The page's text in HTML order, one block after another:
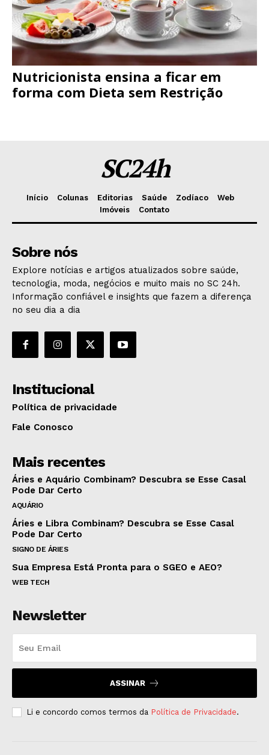
Nutricionista ensina a ficar em
forma com Dieta sem Restrição
SC24h
Início Colunas Editorias Saúde Zodíaco
Web
Imóveis
Contato
Sobre nós
Explore notícias e artigos atualizados sobre saúde,
tecnologia, moda, negócios e muito mais no SC 24h.
Informação confiável e insights que fazem a diferença
no seu dia a dia
Institucional
Política de privacidade
Fale Conosco
Mais recentes
Áries e Aquário Combinam? Descubra se Esse Casal
Pode Dar Certo
AQUÁRIO
Áries e Libra Combinam? Descubra se Esse Casal
Pode Dar Certo
SIGNO DE ÁRIES
Sua Empresa Está Pronta para o SGEO e AEO?
WEB TECH
Newsletter
ASSINAR
Li e concordo comos termos da Política de Privacidade.